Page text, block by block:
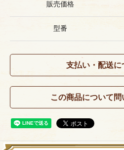
販売価格
型番
支払い・配送に
この商品について問